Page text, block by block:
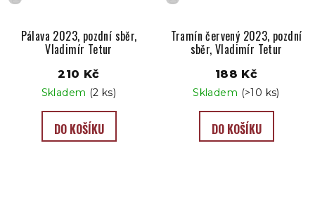
Pálava 2023, pozdní sběr,
Vladimír Tetur
210 Kč
Skladem (2 ks)
DO KOŠÍKU
Tramín červený 2023, pozdní
sběr, Vladimír Tetur
188 Kč
Skladem (>10 ks)
DO KOŠÍKU